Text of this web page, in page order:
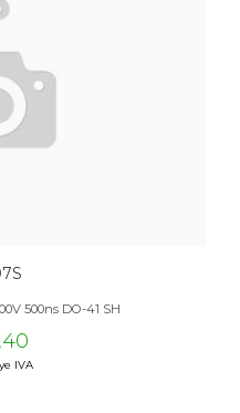
500ns DO-41 SH
IVA